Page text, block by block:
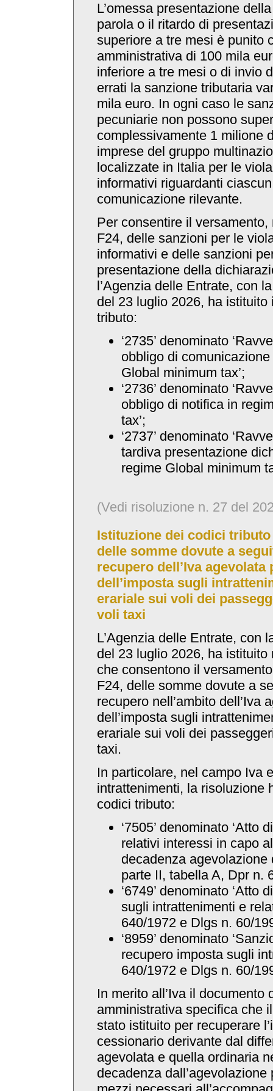
L’omessa presentazione
parola o il ritardo di
superiore a tre mesi è punito
amministrativa di 100 mila
inferiore a tre mesi o di invio
errati la sanzione tributaria
mila euro. In ogni caso le
pecuniarie non possono
complessivamente 1 milione
imprese del gruppo
localizzate in Italia per le
informativi riguardanti
comunicazione rilevante.
Per consentire il
F24, delle sanzioni per le
informativi e delle sanzioni
presentazione della
l’Agenzia delle Entrate, con
del 23 luglio 2026, ha istituito
tributo:
‘2735’ denominato
obbligo di
Global minimum tax’;
‘2736’ denominato
obbligo di notifica in
tax’;
‘2737’ denominato
tardiva presentazione
regime Global minimum
(Vedi risoluzione n. 27 del
Istituzione dei codici
delle somme dovute a
recupero dell’Iva agevolata
dell’imposta sugli
erariale sui voli dei
voli taxi
L’Agenzia delle Entrate, con
del 23 luglio 2026, ha istituito
che consentono il
F24, delle somme dovute a
recupero nell’ambito dell’Iva
dell’imposta sugli
erariale sui voli dei
taxi.
In particolare, nel campo Iva
intrattenimenti, la risoluzione
codici tributo:
‘7505’ denominato ‘Atto
relativi interessi in capo
decadenza agevolazione
parte II, tabella A, Dpr n.
‘6749’ denominato ‘Atto
sugli intrattenimenti e
640/1972 e Dlgs n. 60/
‘8959’ denominato
recupero imposta sugli
640/1972 e Dlgs n. 60/
In merito all’Iva il documento
amministrativa specifica che
stato istituito per recuperare
cessionario derivante dal
agevolata e quella ordinaria
decadenza dall’agevolazione